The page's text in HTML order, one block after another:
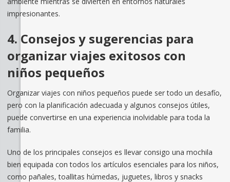
impresionantes.
4. Consejos y sugerencias para
organizar viajes exitosos con
niños pequeños
Organizar viajes con niños pequeños puede ser todo un desafío,
pero con la planificación adecuada y algunos consejos útiles,
puede convertirse en una experiencia inolvidable para toda la
familia.
Uno de los principales consejos es llevar consigo una mochila
bien equipada con todos los artículos esenciales para los niños,
como pañales, toallitas húmedas, juguetes, libros y snacks